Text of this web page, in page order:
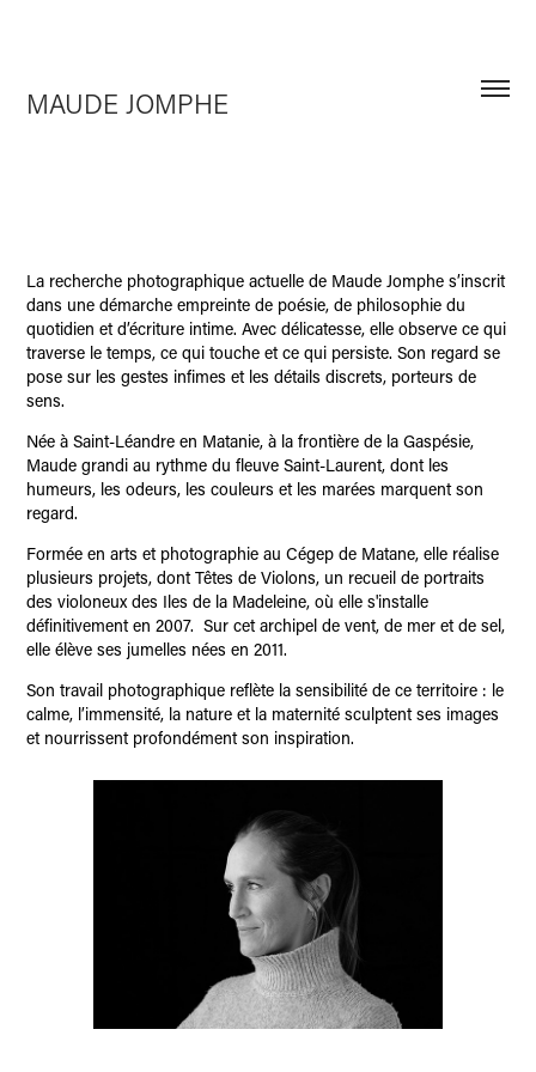
MAUDE JOMPHE
La recherche photographique actuelle de Maude Jomphe s’inscrit
dans une démarche empreinte de poésie, de philosophie du
quotidien et d’écriture intime. Avec délicatesse, elle observe ce qui
traverse le temps, ce qui touche et ce qui persiste. Son regard se
pose sur les gestes infimes et les détails discrets, porteurs de
sens.
Née à Saint-Léandre en Matanie, à la frontière de la Gaspésie,
Maude grandi au rythme du fleuve Saint-Laurent, dont les
humeurs, les odeurs, les couleurs et les marées marquent son
regard.
Formée en arts et photographie au Cégep de Matane, elle réalise
plusieurs projets, dont Têtes de Violons, un recueil de portraits
des violoneux des Iles de la Madeleine, où elle s'installe
définitivement en 2007. Sur cet archipel de vent, de mer et de sel,
elle élève ses jumelles nées en 2011.
Son travail photographique reflète la sensibilité de ce territoire : le
calme, l’immensité, la nature et la maternité sculptent ses images
et nourrissent profondément son inspiration.